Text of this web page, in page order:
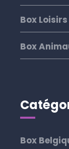
Box Loisirs
Box
Box